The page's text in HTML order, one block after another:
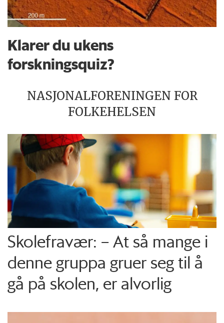
Klarer du ukens
forskningsquiz?
NASJONALFORENINGEN FOR
FOLKEHELSEN
Skolefravær: – At så mange i
denne gruppa gruer seg til å
gå på skolen, er alvorlig